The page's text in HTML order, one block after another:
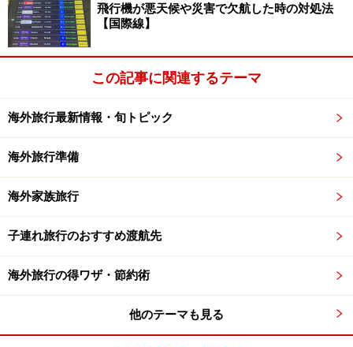
飛行機が悪天候や災害で欠航した時の対処法
【国際線】
この記事に関連するテーマ
海外旅行最新情報・旬トピック
海外旅行準備
海外家族旅行
子連れ旅行のおすすめ渡航先
海外旅行の得ワザ・節約術
他のテーマも見る